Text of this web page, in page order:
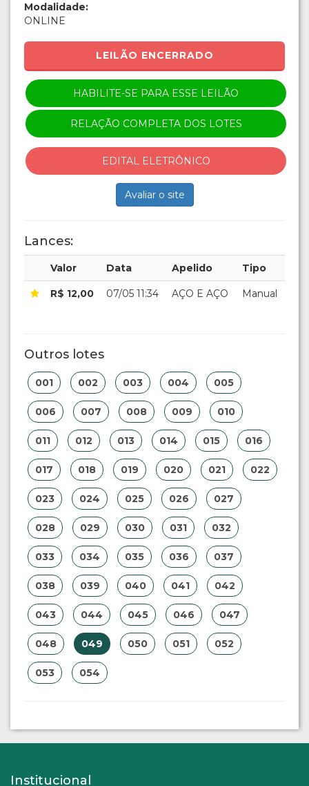
Modalidade:
ONLINE
LEILÃO ENCERRADO
HABILITE-SE PARA ESSE LEILÃO
RELAÇÃO COMPLETA DOS LOTES
EDITAL ELETRÔNICO
Avaliar o site
Lances:
Valor Data Apelido Tipo
R$ 12,00 07/05 11:34 AÇO E AÇO Manual
Outros lotes
001 002 003 004 005
006 007 008 009 010
011 012 013 014 015 016
017 018 019 020 021 022
023 024 025 026 027
028 029 030 031 032
033 034 035 036 037
038 039 040 041 042
043 044 045 046 047
048 049 050 051 052
053 054
Institucional